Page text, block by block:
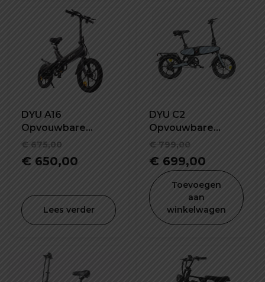
DYU A16
Opvouwbare
elektrische fiets
€675,00
Oorspronkelijke
prijs
€ 675,00.
€ 650,00
is:
€ 650,00.
Lees verder
DYU C2
Opvouwbare
elektrische fiets
€799,00
prijs
€ 799,00.
€ 699,00
prijs
€ 699,00.
Toevoegen
aan
winkelwagen